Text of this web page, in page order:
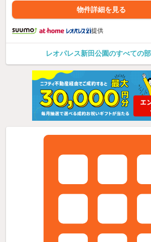
物件詳細を見る
提供
レオパレス新田公園のすべての